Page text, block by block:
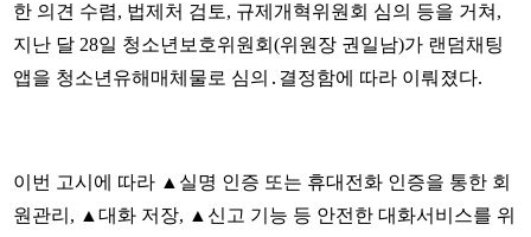
한 의견 수렴, 법제처 검토, 규제개혁위원회 심의 등을 거쳐,
지난 달 28일 청소년보호위원회(위원장 권일남)가 랜덤채팅
앱을 청소년유해매체물로 심의․결정함에 따라 이뤄졌다.
이번 고시에 따라 ▲실명 인증 또는 휴대전화 인증을 통한 회
원관리, ▲대화 저장, ▲신고 기능 등 안전한 대화서비스를 위